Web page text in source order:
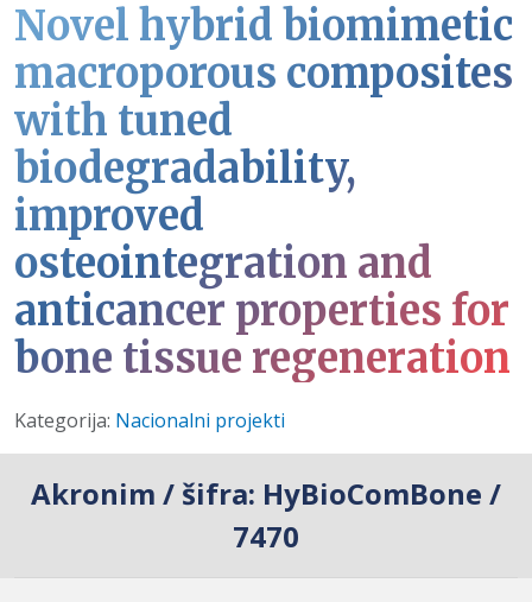
Novel hybrid biomimetic
macroporous composites
with tuned
biodegradability,
improved
osteointegration and
anticancer properties for
bone tissue regeneration
Detalji
Kategorija: Nacionalni projekti
Akronim / šifra: HyBioComBone /
7470